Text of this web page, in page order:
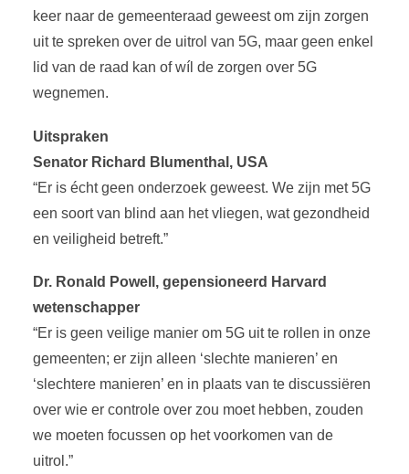
keer naar de gemeenteraad geweest om zijn zorgen
uit te spreken over de uitrol van 5G, maar geen enkel
lid van de raad kan of wíl de zorgen over 5G
wegnemen.
Uitspraken
Senator Richard Blumenthal, USA
“Er is écht geen onderzoek geweest. We zijn met 5G
een soort van blind aan het vliegen, wat gezondheid
en veiligheid betreft.”
Dr. Ronald Powell, gepensioneerd Harvard
wetenschapper
“Er is geen veilige manier om 5G uit te rollen in onze
gemeenten; er zijn alleen ‘slechte manieren’ en
‘slechtere manieren’ en in plaats van te discussiëren
over wie er controle over zou moet hebben, zouden
we moeten focussen op het voorkomen van de
uitrol.”